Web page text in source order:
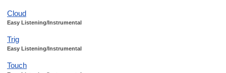
Cloud
Easy Listening/Instrumental
Trig
Easy Listening/Instrumental
Touch